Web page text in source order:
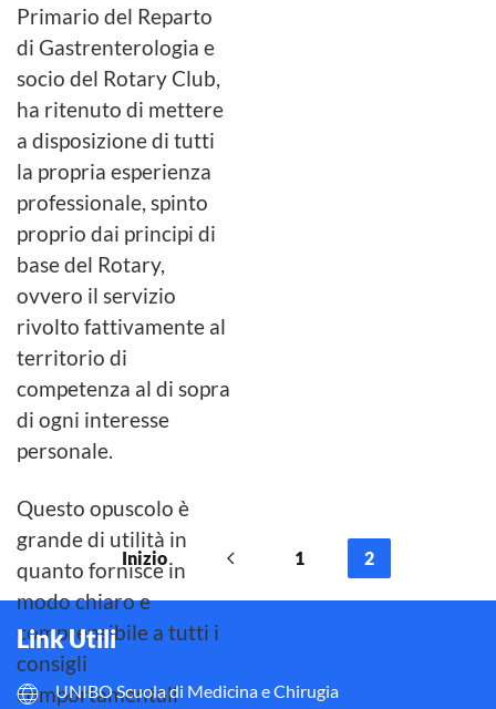
Primario del Reparto
di Gastrenterologia e
socio del Rotary Club,
ha ritenuto di mettere
a disposizione di tutti
la propria esperienza
professionale, spinto
proprio dai principi di
base del Rotary,
ovvero il servizio
rivolto fattivamente al
territorio di
competenza al di sopra
di ogni interesse
personale.
Questo opuscolo è
grande di utilità in
quanto fornisce in
modo chiaro e
comprensibile a tutti i
consigli
comportamentali
Inizio 1 2
Link Utili
UNIBO Scuola di Medicina e Chirugia